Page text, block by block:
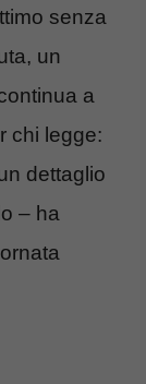
senza
un
a
chi legge:
dettaglio
– ha